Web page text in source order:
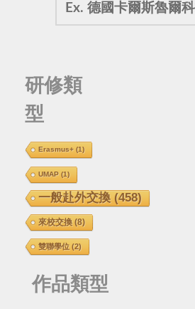
研修類
型
Erasmus+(1)
UMAP (1)
一般赴外交換(458)
來校交換(8)
雙聯學位 (2)
作品類型